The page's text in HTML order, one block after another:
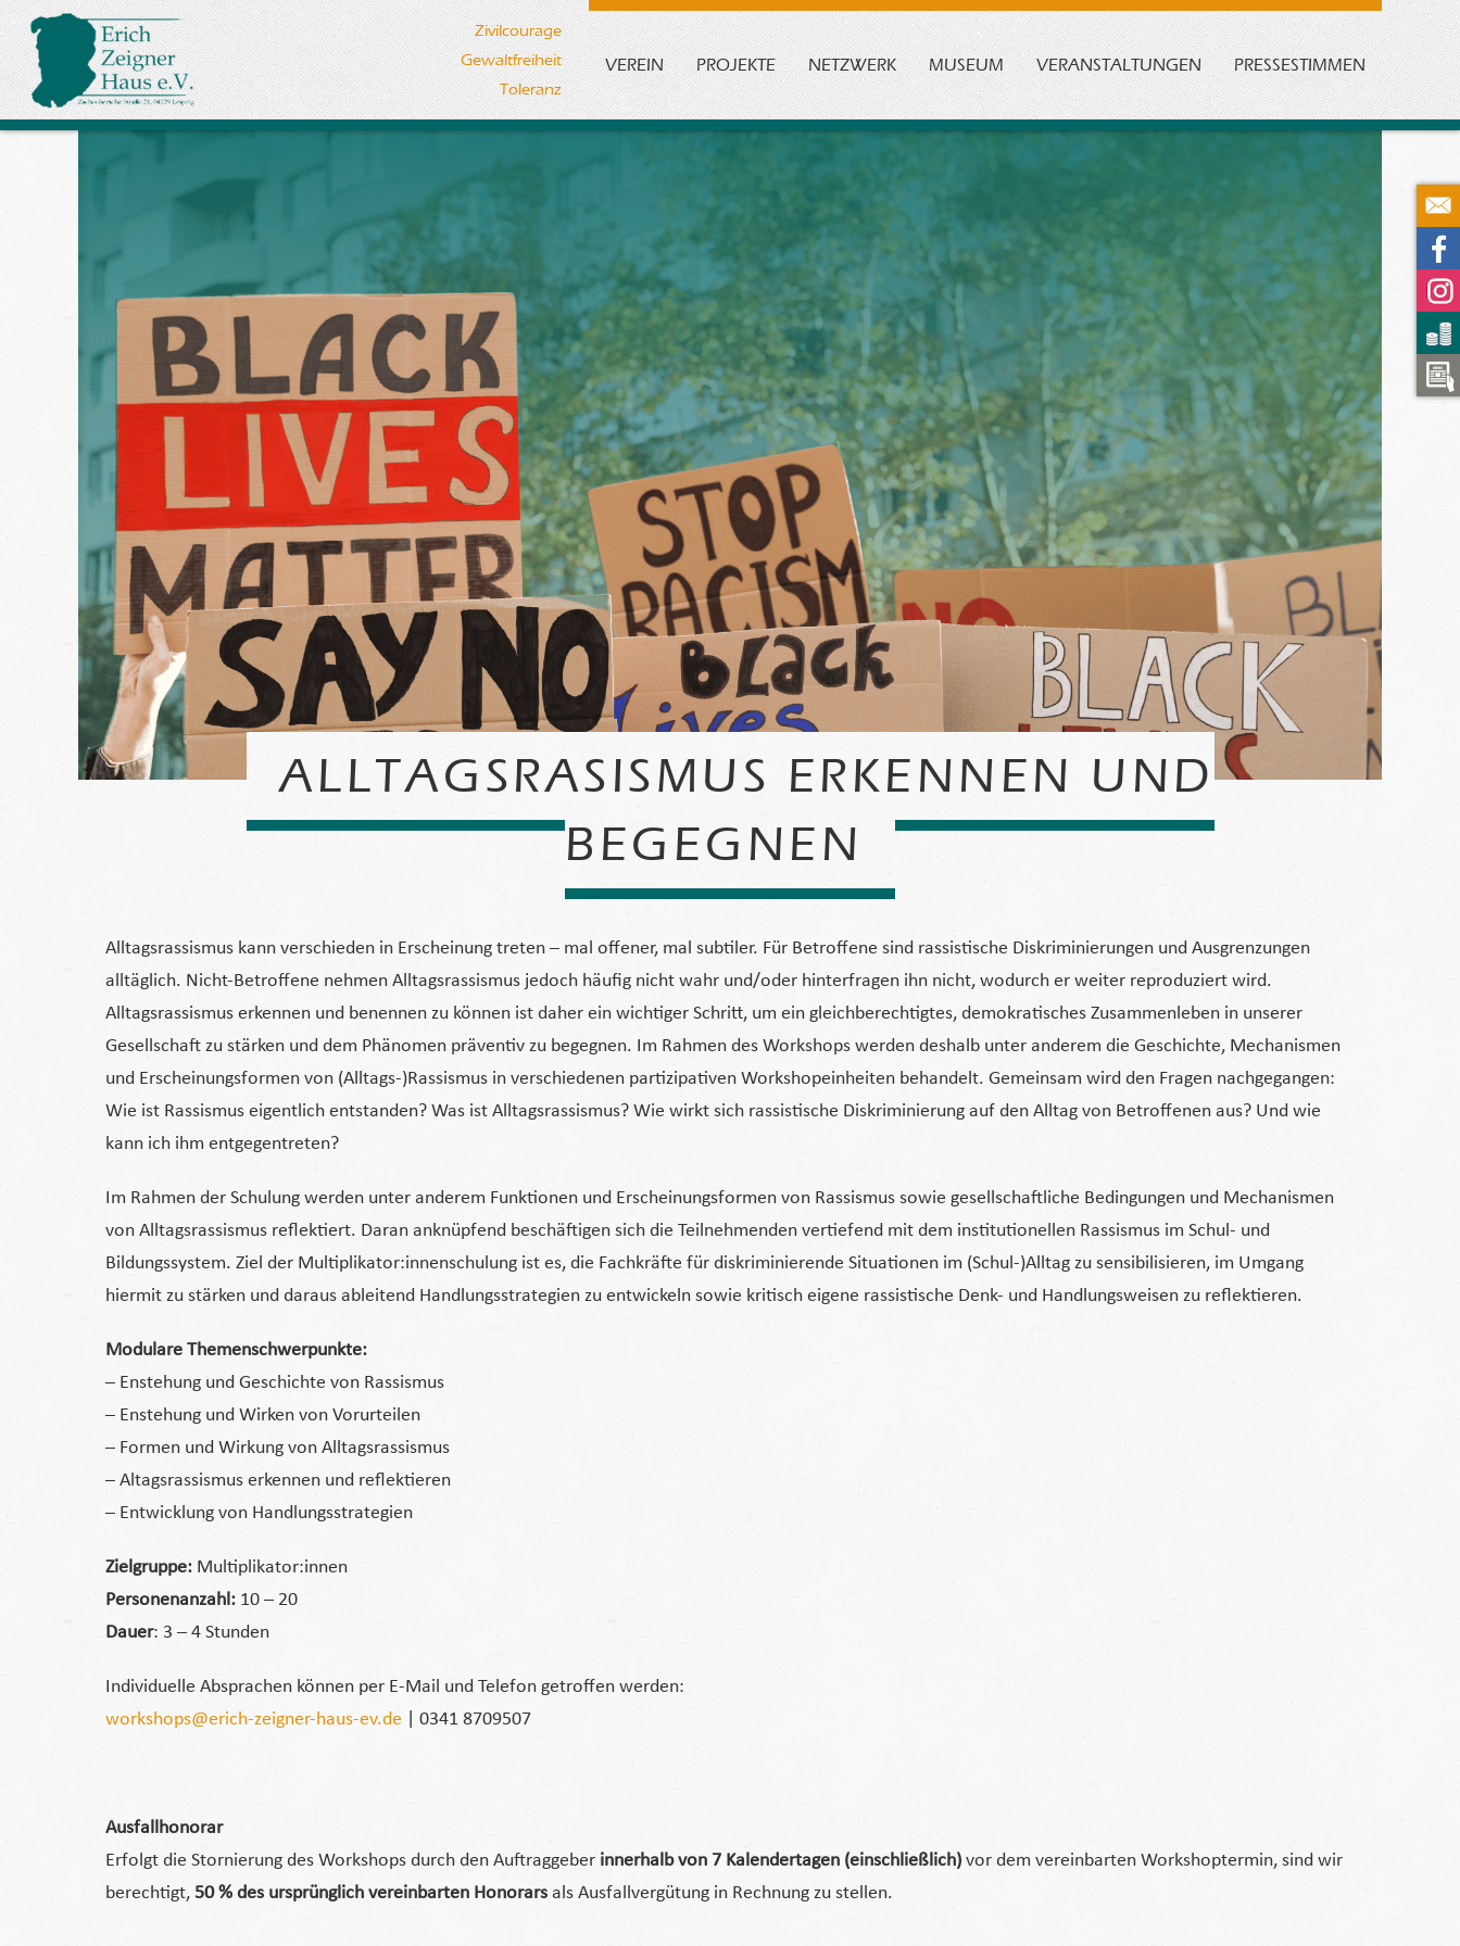
VEREIN PROJEKTE NETZWERK MUSEUM VERANSTALTUNGEN PRESSESTIMMEN
Zivilcourage
Gewaltfreiheit
Toleranz
ALLTAGSRASISMUS ERKENNEN UND
BEGEGNEN
Alltagsrassismus kann verschieden in Erscheinung treten – mal offener, mal subtiler. Für Betroffene sind rassistische Diskriminierungen und Ausgrenzungen
alltäglich. Nicht-Betroffene nehmen Alltagsrassismus jedoch häufig nicht wahr und/oder hinterfragen ihn nicht, wodurch er weiter reproduziert wird.
Alltagsrassismus erkennen und benennen zu können ist daher ein wichtiger Schritt, um ein gleichberechtigtes, demokratisches Zusammenleben in unserer
Gesellschaft zu stärken und dem Phänomen präventiv zu begegnen. Im Rahmen des Workshops werden deshalb unter anderem die Geschichte, Mechanismen
und Erscheinungsformen von (Alltags-)Rassismus in verschiedenen partizipativen Workshopeinheiten behandelt. Gemeinsam wird den Fragen nachgegangen:
Wie ist Rassismus eigentlich entstanden? Was ist Alltagsrassismus? Wie wirkt sich rassistische Diskriminierung auf den Alltag von Betroffenen aus? Und wie
kann ich ihm entgegentreten?
Im Rahmen der Schulung werden unter anderem Funktionen und Erscheinungsformen von Rassismus sowie gesellschaftliche Bedingungen und Mechanismen
von Alltagsrassismus reflektiert. Daran anknüpfend beschäftigen sich die Teilnehmenden vertiefend mit dem institutionellen Rassismus im Schul- und
Bildungssystem. Ziel der Multiplikator:innenschulung ist es, die Fachkräfte für diskriminierende Situationen im (Schul-)Alltag zu sensibilisieren, im Umgang
hiermit zu stärken und daraus ableitend Handlungsstrategien zu entwickeln sowie kritisch eigene rassistische Denk- und Handlungsweisen zu reflektieren.
Modulare Themenschwerpunkte:
– Enstehung und Geschichte von Rassismus
– Enstehung und Wirken von Vorurteilen
– Formen und Wirkung von Alltagsrassismus
– Altagsrassismus erkennen und reflektieren
– Entwicklung von Handlungsstrategien
Zielgruppe: Multiplikator:innen
Personenanzahl: 10 – 20
Dauer: 3 – 4 Stunden
Individuelle Absprachen können per E-Mail und Telefon getroffen werden:
workshops@erich-zeigner-haus-ev.de | 0341 8709507
Ausfallhonorar
Erfolgt die Stornierung des Workshops durch den Auftraggeber innerhalb von 7 Kalendertagen (einschließlich) vor dem vereinbarten Workshoptermin, sind wir
berechtigt, 50 % des ursprünglich vereinbarten Honorars als Ausfallvergütung in Rechnung zu stellen.